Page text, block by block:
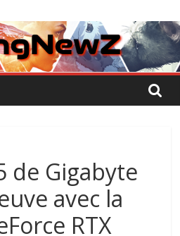
de Gigabyte
avec la
RTX